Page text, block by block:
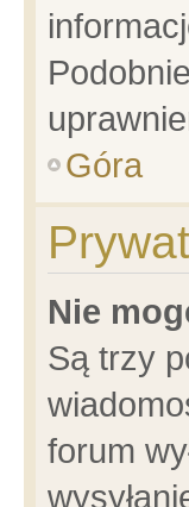
Góra
Nie
Są trzy
forum